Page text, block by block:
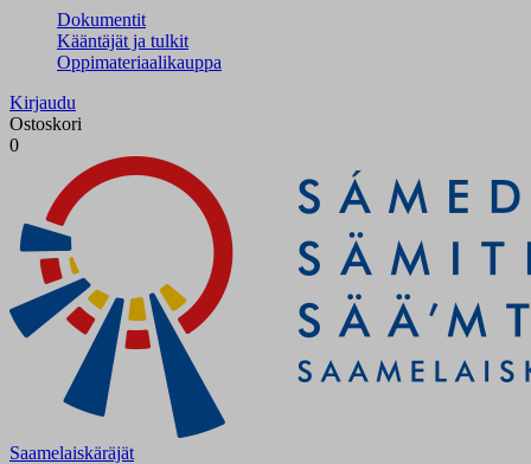
Dokumentit
Kääntäjät ja tulkit
Oppimateriaalikauppa
Kirjaudu
Ostoskori
0
Saamelaiskäräjät